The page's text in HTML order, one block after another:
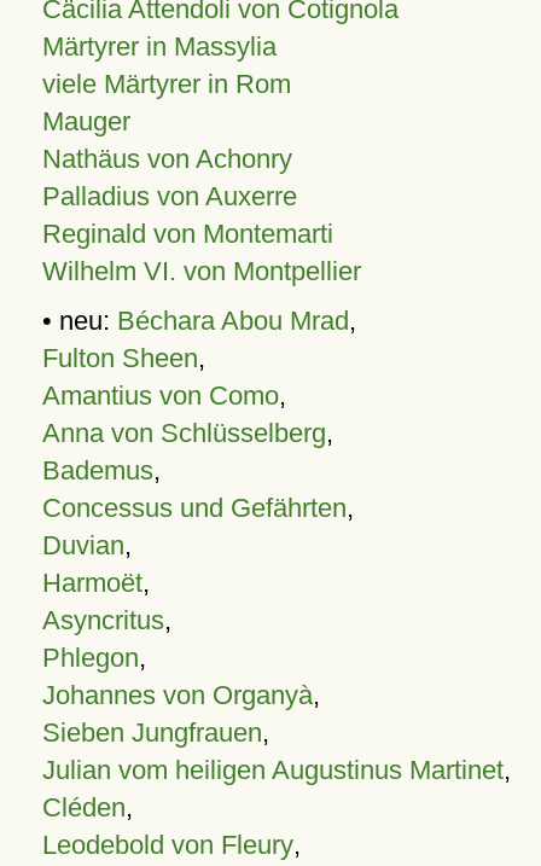
Cäcilia Attendoli von Cotignola
Märtyrer in Massylia
viele Märtyrer in Rom
Mauger
Nathäus von Achonry
Palladius von Auxerre
Reginald von Montemarti
Wilhelm VI. von Montpellier
• neu: Béchara Abou Mrad,
Fulton Sheen,
Amantius von Como,
Anna von Schlüsselberg,
Bademus,
Concessus und Gefährten,
Duvian,
Harmoët,
Asyncritus,
Phlegon,
Johannes von Organyà,
Sieben Jungfrauen,
Julian vom heiligen Augustinus Martinet,
Cléden,
Leodebold von Fleury,